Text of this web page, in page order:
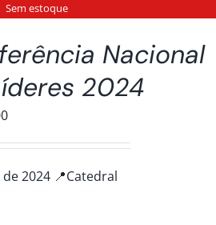
Sem estoque
Nacional
2024
2024 📍Catedral